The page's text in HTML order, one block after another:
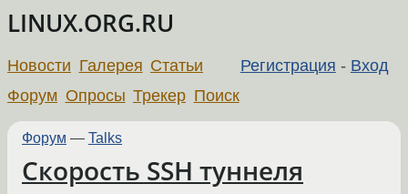
LINUX.ORG.RU
Регистрация - Вход
Новости Галерея Статьи
Форум Опросы Трекер Поиск
Форум — Talks
Скорость SSH туннеля